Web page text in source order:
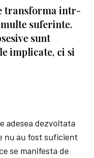
transforma intr-
suferinte.
sunt
implicate, ci si
adesea dezvoltata
nu au fost suficient
se manifesta de